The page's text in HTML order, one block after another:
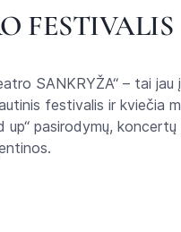
FESTIVALIS
SANKRYŽA“ – tai
festivalis ir kviečia
pasirodymų,